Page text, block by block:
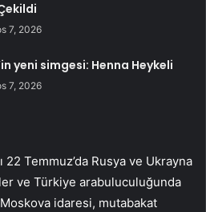
7, 2026
yeni simgesi: Henna Heykeli
7, 2026
22 Temmuz’da Rusya ve Ukrayna
ve Türkiye arabuluculuğunda
Moskova idaresi, mutabakat